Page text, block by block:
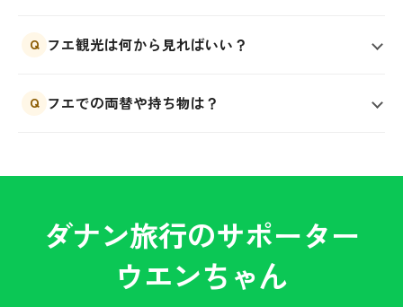
Q フエ観光は何から見ればいい？
Q フエでの両替や持ち物は？
ダナン旅行のサポーター
ウエンちゃん